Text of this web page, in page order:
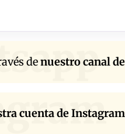
denuestro canal
cuenta de Instagram